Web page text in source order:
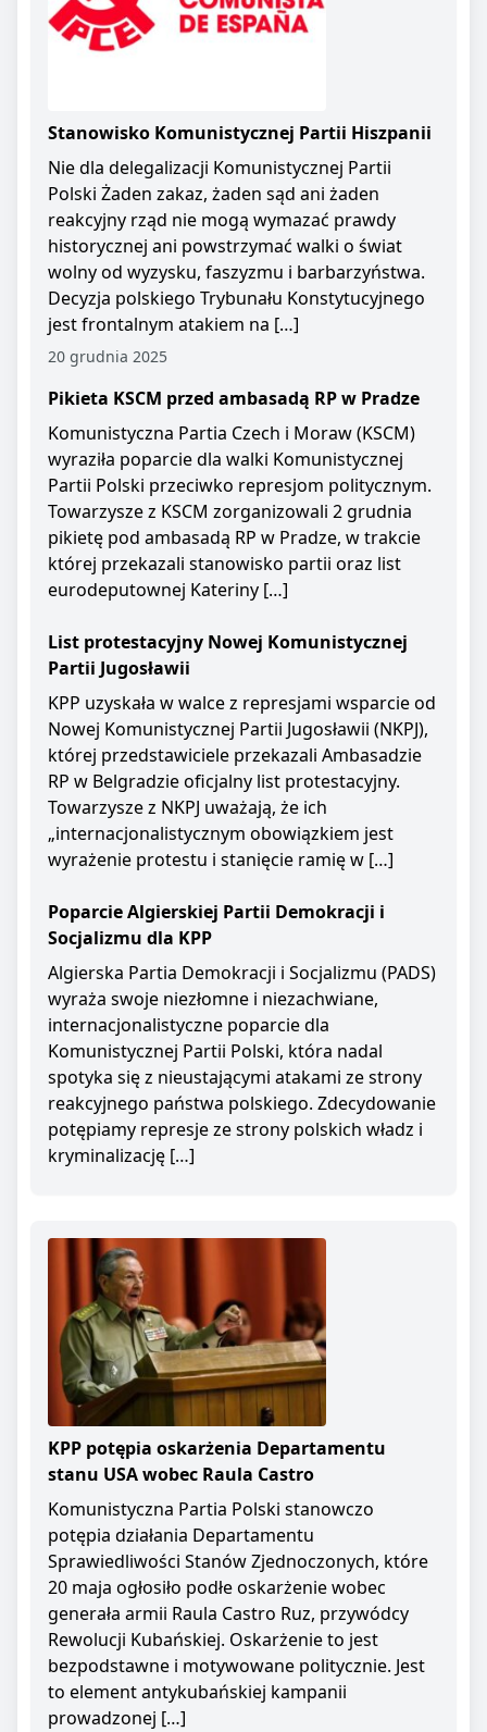
Stanowisko Komunistycznej Partii Hiszpanii
Nie dla delegalizacji Komunistycznej Partii
Polski Żaden zakaz, żaden sąd ani żaden
reakcyjny rząd nie mogą wymazać prawdy
historycznej ani powstrzymać walki o świat
wolny od wyzysku, faszyzmu i barbarzyństwa.
Decyzja polskiego Trybunału Konstytucyjnego
jest frontalnym atakiem na […]
20 grudnia 2025
Pikieta KSCM przed ambasadą RP w Pradze
Komunistyczna Partia Czech i Moraw (KSCM)
wyraziła poparcie dla walki Komunistycznej
Partii Polski przeciwko represjom politycznym.
Towarzysze z KSCM zorganizowali 2 grudnia
pikietę pod ambasadą RP w Pradze, w trakcie
której przekazali stanowisko partii oraz list
eurodeputownej Kateriny […]
List protestacyjny Nowej Komunistycznej
Partii Jugosławii
KPP uzyskała w walce z represjami wsparcie od
Nowej Komunistycznej Partii Jugosławii (NKPJ),
której przedstawiciele przekazali Ambasadzie
RP w Belgradzie oficjalny list protestacyjny.
Towarzysze z NKPJ uważają, że ich
„internacjonalistycznym obowiązkiem jest
wyrażenie protestu i stanięcie ramię w […]
Poparcie Algierskiej Partii Demokracji i
Socjalizmu dla KPP
Algierska Partia Demokracji i Socjalizmu (PADS)
wyraża swoje niezłomne i niezachwiane,
internacjonalistyczne poparcie dla
Komunistycznej Partii Polski, która nadal
spotyka się z nieustającymi atakami ze strony
reakcyjnego państwa polskiego. Zdecydowanie
potępiamy represje ze strony polskich władz i
kryminalizację […]
KPP potępia oskarżenia Departamentu
stanu USA wobec Raula Castro
Komunistyczna Partia Polski stanowczo
potępia działania Departamentu
Sprawiedliwości Stanów Zjednoczonych, które
20 maja ogłosiło podłe oskarżenie wobec
generała armii Raula Castro Ruz, przywódcy
Rewolucji Kubańskiej. Oskarżenie to jest
bezpodstawne i motywowane politycznie. Jest
to element antykubańskiej kampanii
prowadzonej […]